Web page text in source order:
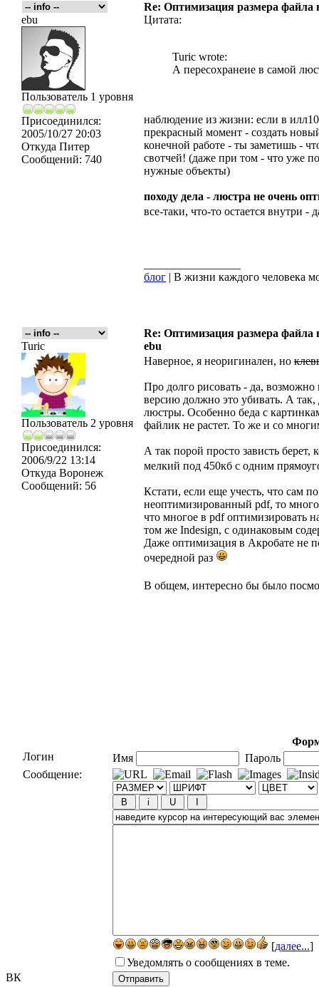
ВК
Re: Оптимизация размера файла
ebu
Пользователь 1 уровня
Присоединился:
2005/10/27 20:03
Откуда Питер
Сообщений: 740
Цитата:
Turic wrote:
А пересохранеие в самой
наблюдение из жизни: если в
прекрасный момент - создать
конечной работе - ты заметишь -
свотчей! (даже при том - что уже
нужные объекты)
походу дела - люстра не очень
все-таки, что-то остается внутри -
блог | В жизни каждого человека
Re: Оптимизация размера файла
Turic
Пользователь 2 уровня
Присоединился:
2006/9/22 13:14
Откуда Воронеж
Сообщений: 56
ebu
Наверное, я неоригинален, но
Про долго рисовать - да,
версию должно это убивать. А так,
люстры. Особенно беда с
файлик не растет. То же и со
А так порой просто зависть
мелкий под 450кб с одним
Кстати, если еще учесть, что сам
неоптимизированный pdf, то
что многое в pdf оптимизировать
том же Indesign, с одинаковым
Даже оптимизация в Акробате не
очередной раз
В общем, интересно бы было
Логин
Имя
Пароль
Сообщение:
[далее...]
Уведомлять о сообщениях в теме.